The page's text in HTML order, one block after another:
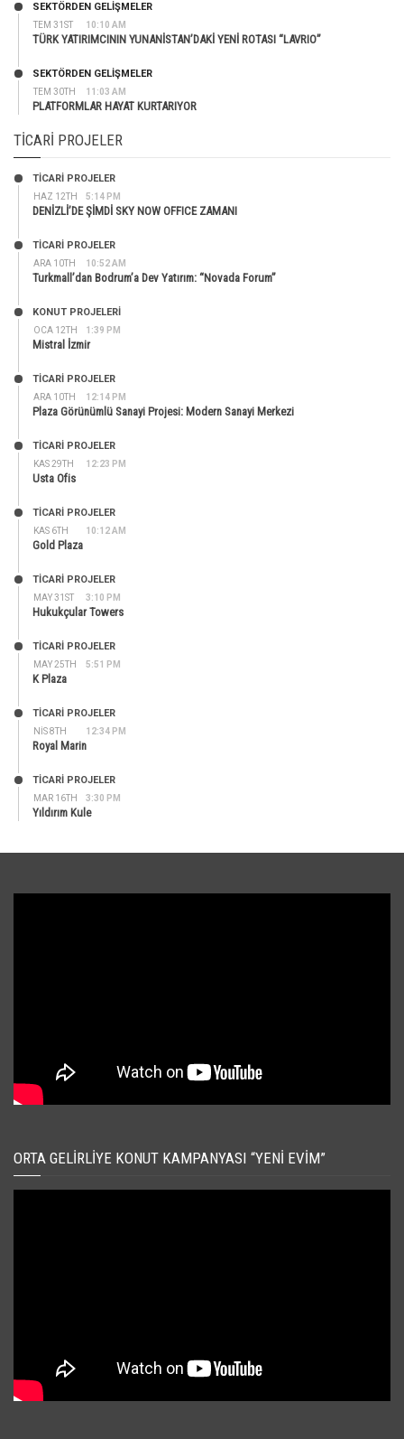
TEM 31ST 10:10 AM
SEKTÖRDEN GELIŞMELER
TÜRK YATIRIMCININ YUNANİSTAN’DAKİ YENİ ROTASI “LAVRIO”
TEM 30TH 11:03 AM
SEKTÖRDEN GELIŞMELER
PLATFORMLAR HAYAT KURTARIYOR
TICARI PROJELER
HAZ 12TH 5:14 PM
TİCARİ PROJELER
DENİZLİ’DE ŞİMDİ SKY NOW OFFICE ZAMANI
ARA 10TH 10:52 AM
TİCARİ PROJELER
Turkmall’dan Bodrum’a Dev Yatırım: “Novada Forum”
OCA 12TH 1:39 PM
KONUT PROJELERI
Mistral İzmir
ARA 10TH 12:14 PM
TİCARİ PROJELER
Plaza Görünümlü Sanayi Projesi: Modern Sanayi Merkezi
KAS 29TH 12:23 PM
TİCARİ PROJELER
Usta Ofis
KAS 6TH 10:12 AM
TİCARİ PROJELER
Gold Plaza
MAY 31ST 3:10 PM
TİCARİ PROJELER
Hukukçular Towers
MAY 25TH 5:51 PM
TİCARİ PROJELER
K Plaza
NIS 8TH 12:34 PM
TİCARİ PROJELER
Royal Marin
MAR 16TH 3:30 PM
TİCARİ PROJELER
Yıldırım Kule
ORTA GELIRLIYE KONUT KAMPANYASI “YENI EVIM”